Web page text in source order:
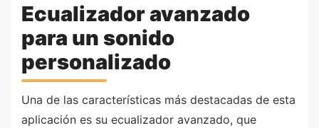
Ecualizador avanzado
para un sonido
personalizado
Una de las características más destacadas de esta
aplicación es su ecualizador avanzado, que